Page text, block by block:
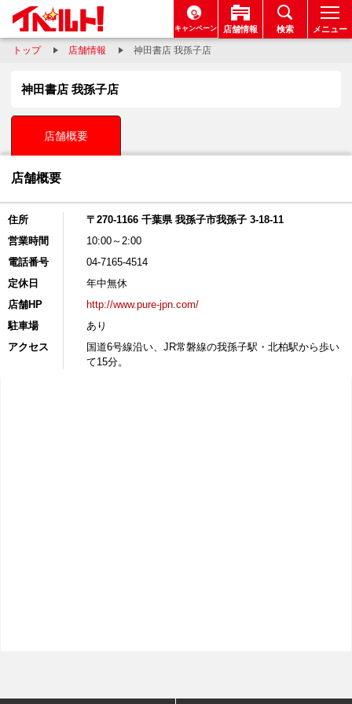
キャンペーン 店舗情報 検索 メニュー
トップ 店舗情報 神田書店 我孫子店
神田書店 我孫子店
店舗概要
店舗概要
住所
〒270-1166 千葉県 我孫子市我孫子 3-18-11
営業時間
10:00～2:00
電話番号
04-7165-4514
定休日
年中無休
店舗HP
http://www.pure-jpn.com/
駐車場
あり
アクセス
国道6号線沿い、JR常磐線の我孫子駅・北柏駅から歩い
て15分。